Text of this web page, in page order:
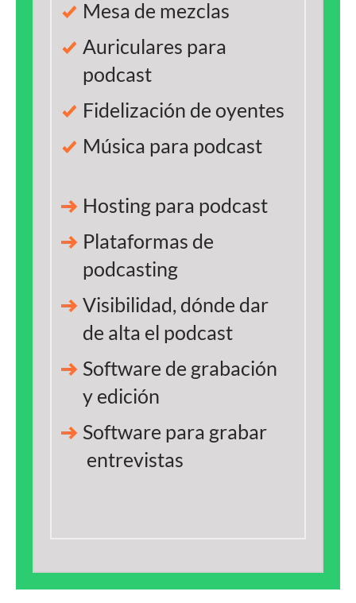
Mesa de mezclas
Auriculares para
podcast
Fidelización de oyentes
Música para podcast
Hosting para podcast
Plataformas de
podcasting
Visibilidad, dónde dar
de alta el podcast
Software de grabación
y edición
Software para grabar
entrevistas